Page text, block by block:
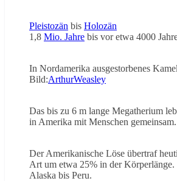
Pleistozän bis Holozän
1,8 Mio. Jahre bis vor etwa 4000
In Nordamerika ausgestorbenes
Bild:ArthurWeasley
Das bis zu 6 m lange Megatherium
in Amerika mit Menschen gemeinsam.
Der Amerikanische Löse übertraf
Art um etwa 25% in der Körperlänge.
Alaska bis Peru.